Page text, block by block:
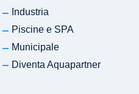
Industria
Piscine e SPA
Municipale
Diventa Aquapartner